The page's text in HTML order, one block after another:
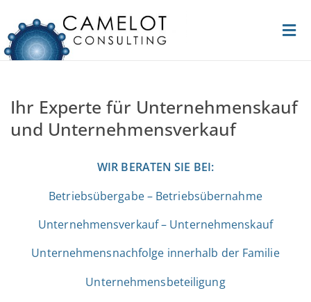
Ihr Experte für Unternehmenskauf
und Unternehmensverkauf
WIR BERATEN SIE BEI:
Betriebsübergabe – Betriebsübernahme
Unternehmensverkauf – Unternehmenskauf
Unternehmensnachfolge innerhalb der Familie
Unternehmensbeteiligung